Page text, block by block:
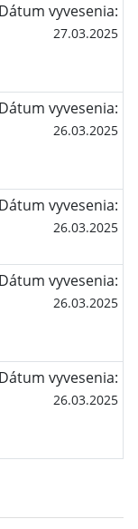
Dátum vyvesenia:
27.03.2025
Dátum vyvesenia:
26.03.2025
Dátum vyvesenia:
26.03.2025
Dátum vyvesenia:
26.03.2025
Dátum vyvesenia:
26.03.2025